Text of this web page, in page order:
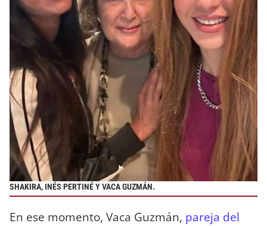
SHAKIRA, INÉS PERTINÉ Y VACA GUZMÁN.
En ese momento, Vaca Guzmán, pareja del